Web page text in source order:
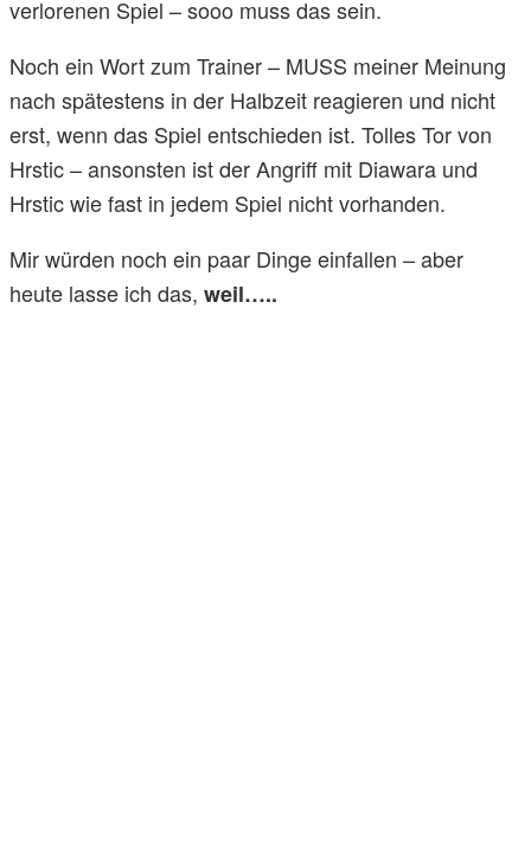
verlorenen Spiel – sooo muss das sein.
Noch ein Wort zum Trainer – MUSS meiner Meinung
nach spätestens in der Halbzeit reagieren und nicht
erst, wenn das Spiel entschieden ist. Tolles Tor von
Hrstic – ansonsten ist der Angriff mit Diawara und
Hrstic wie fast in jedem Spiel nicht vorhanden.
Mir würden noch ein paar Dinge einfallen – aber
heute lasse ich das, weil…..